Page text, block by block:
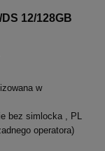
12/128GB
w
bez simlocka , PL
operatora)